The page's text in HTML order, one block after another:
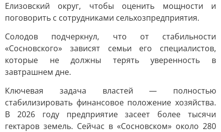
Елизовский округ, чтобы оценить мощности и
поговорить с сотрудниками сельхозпредприятия.
Солодов подчеркнул, что от стабильности
«Сосновского» зависят семьи его специалистов,
которые не должны терять уверенность в
завтрашнем дне.
Ключевая задача властей — полностью
стабилизировать финансовое положение хозяйства.
В 2026 году предприятие засеет более тысячи
гектаров земель. Сейчас в «Сосновском» около 280